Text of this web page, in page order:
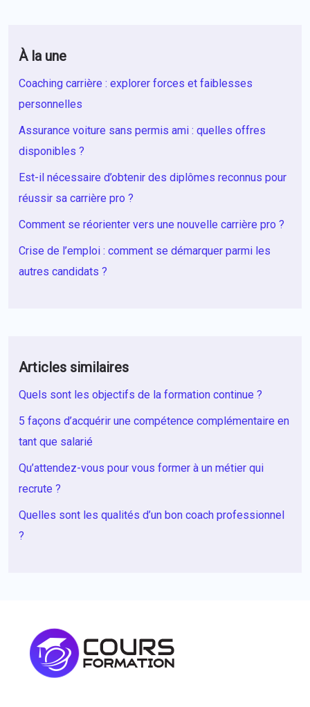
À la une
Coaching carrière : explorer forces et faiblesses
personnelles
Assurance voiture sans permis ami : quelles offres
disponibles ?
Est-il nécessaire d’obtenir des diplômes reconnus pour
réussir sa carrière pro ?
Comment se réorienter vers une nouvelle carrière pro ?
Crise de l’emploi : comment se démarquer parmi les
autres candidats ?
Articles similaires
Quels sont les objectifs de la formation continue ?
5 façons d’acquérir une compétence complémentaire en
tant que salarié
Qu’attendez-vous pour vous former à un métier qui
recrute ?
Quelles sont les qualités d’un bon coach professionnel
?